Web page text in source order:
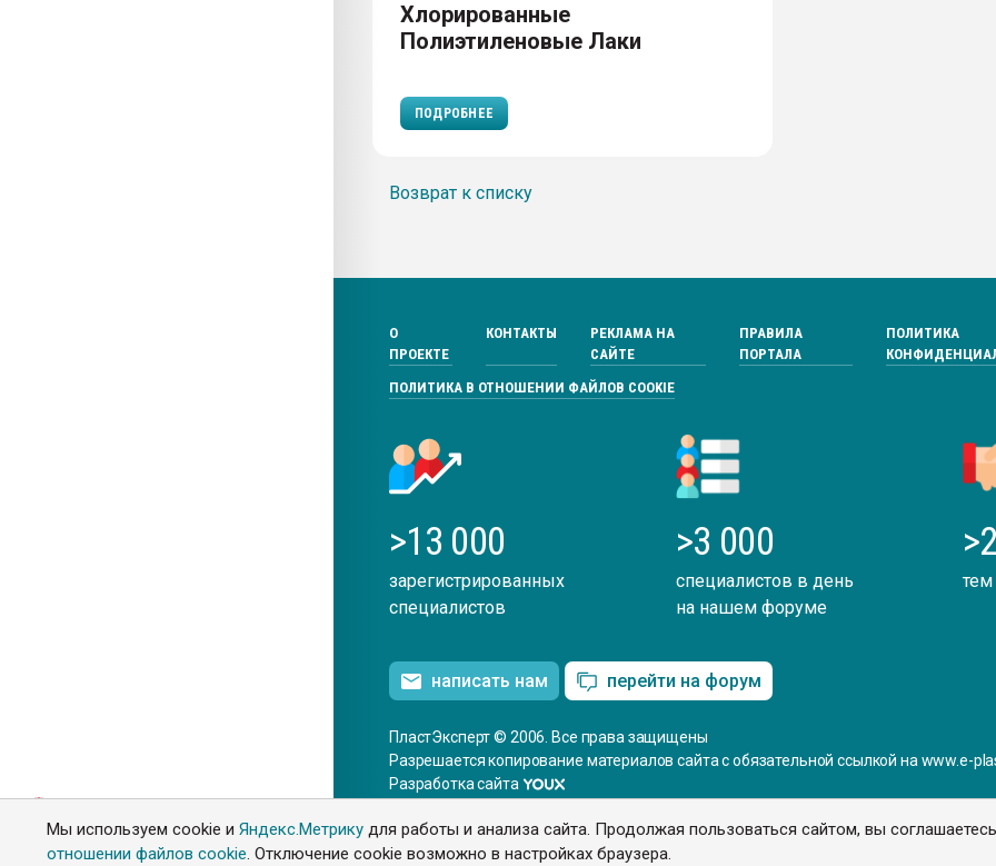
Мы используем cookie иЯндекс.Метрику для работы и анализа сайта. Продолжая пользоваться сайтом, вы
отношении файлов cookie. Отключение cookie возможно в настройках браузера.
Хлорированные
Полиэтиленовые Лаки
ПОДРОБНЕЕ
Возврат к списку
О
ПРОЕКТЕ
КОНТАКТЫ
РЕКЛАМА НА
САЙТЕ
ПРАВИЛА
ПОРТАЛА
ПОЛИТИКА
ПОЛИТИКА В ОТНОШЕНИИ ФАЙЛОВ COOKIE
>13 000
зарегистрированных
специалистов
>3 000
специалистов в день
на нашем форуме
тем
написать нам перейти на форум
ПластЭксперт © 2006. Все права защищены
Разрешается копирование материалов сайта с обязательной ссылкой на www.e-
Разработка сайта